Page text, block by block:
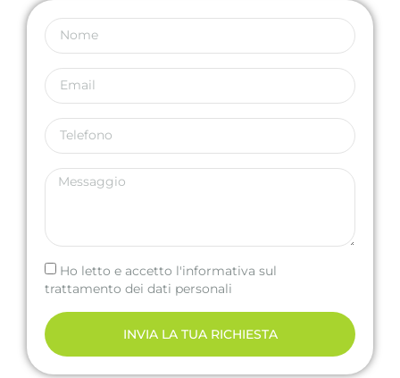
Ho letto e accetto l'informativa sul
trattamento dei dati personali
INVIA LA TUA RICHIESTA